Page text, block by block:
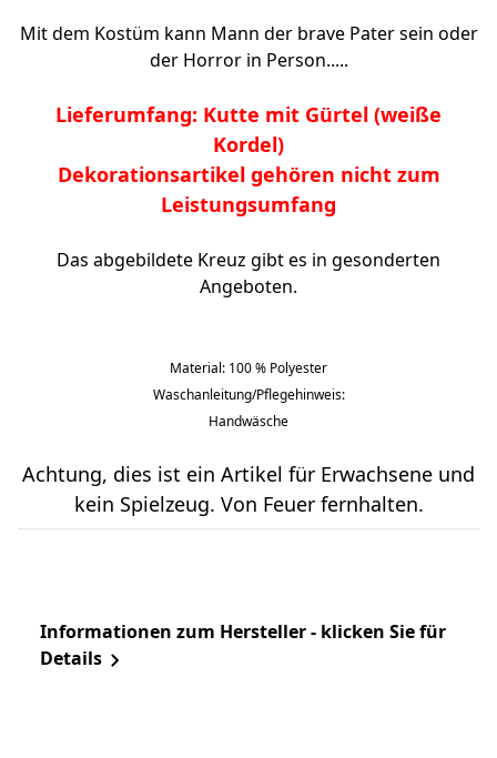
Mit dem Kostüm kann Mann der brave Pater sein oder
der Horror in Person.....
Lieferumfang: Kutte mit Gürtel (weiße
Kordel)
Dekorationsartikel gehören nicht zum
Leistungsumfang
Das abgebildete Kreuz gibt es in gesonderten
Angeboten.
Material: 100 % Polyester
Waschanleitung/Pflegehinweis:
Handwäsche
Achtung, dies ist ein Artikel für Erwachsene und
kein Spielzeug. Von Feuer fernhalten.
Informationen zum Hersteller - klicken Sie für
Details